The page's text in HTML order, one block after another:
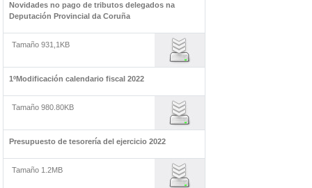
Novidades no pago de tributos delegados na
Deputación Provincial da Coruña
Tamaño 931,1KB
1ºModificación calendario fiscal 2022
Tamaño 980.80KB
Presupuesto de tesorería del ejercicio 2022
Tamaño 1.2MB